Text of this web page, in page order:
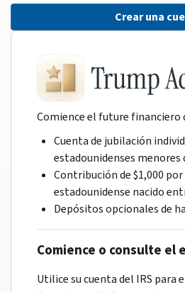
Crear una
Comience el future financiero
Cuenta de jubilación
estadounidenses menores
Contribución de $1,000 por
estadounidense nacido
Depósitos opcionales de
Comience o consulte el
Utilice su cuenta del IRS para